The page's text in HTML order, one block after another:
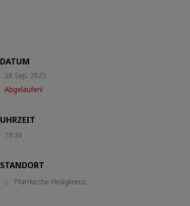
DATUM
28 Sep. 2025
Abgelaufen!
UHRZEIT
10:30
STANDORT
Pfarrkirche Heiligkreuz